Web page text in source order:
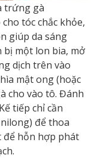
trứng gà
tóc chắc khỏe,
giúp da sáng
bị một lon bia, mở
dịch trên vào
mật ong (hoặc
cho vào tô. Đánh
tiếp chỉ cần
để thoa
để hỗn hợp phát